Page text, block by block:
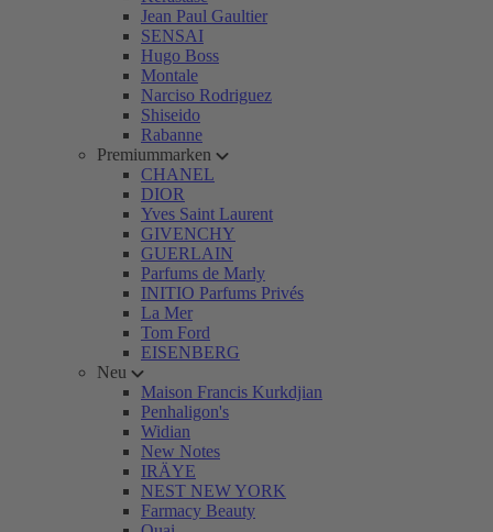
Jean Paul Gaultier
SENSAI
Hugo Boss
Montale
Narciso Rodriguez
Shiseido
Rabanne
Premiummarken
CHANEL
DIOR
Yves Saint Laurent
GIVENCHY
GUERLAIN
Parfums de Marly
INITIO Parfums Privés
La Mer
Tom Ford
EISENBERG
Neu
Maison Francis Kurkdjian
Penhaligon's
Widian
New Notes
IRÄYE
NEST NEW YORK
Farmacy Beauty